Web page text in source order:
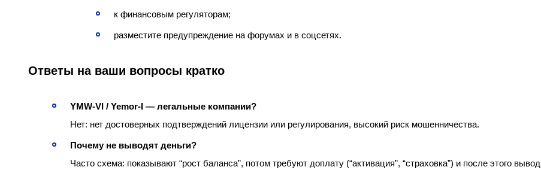
к финансовым регуляторам;
разместите предупреждение на форумах и в соцсетях.
Ответы на ваши вопросы кратко
YMW‑VI / Yemor‑I — легальные компании?
Нет: нет достоверных подтверждений лицензии или регулирования, высокий риск мошенничества.
Почему не выводят деньги?
Часто схема: показывают “рост баланса”, потом требуют доплату (“активация”, “страховка”) и после этого вывод